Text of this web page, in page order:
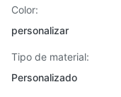
Color:
personalizar
Tipo de material:
Personalizado